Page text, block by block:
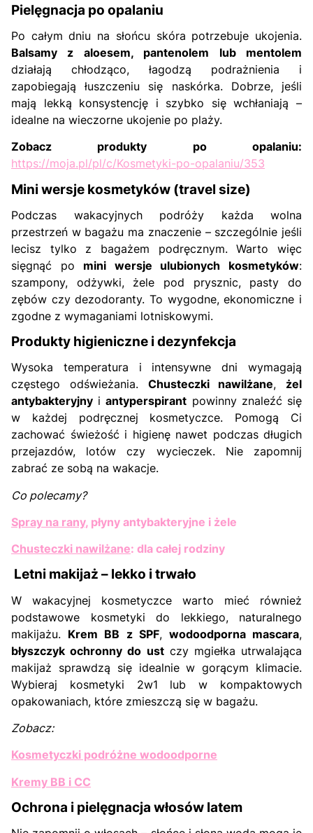
Pielęgnacja po opalaniu
Po całym dniu na słońcu skóra potrzebuje ukojenia.
Balsamy z aloesem, pantenolem lub mentolem
działają chłodząco, łagodzą podrażnienia i
zapobiegają łuszczeniu się naskórka. Dobrze, jeśli
mają lekką konsystencję i szybko się wchłaniają –
idealne na wieczorne ukojenie po plaży.
Zobacz produkty po opalaniu:
https://moja.pl/pl/c/Kosmetyki-po-opalaniu/353
Mini wersje kosmetyków (travel size)
Podczas wakacyjnych podróży każda wolna
przestrzeń w bagażu ma znaczenie – szczególnie jeśli
lecisz tylko z bagażem podręcznym. Warto więc
sięgnąć po mini wersje ulubionych kosmetyków:
szampony, odżywki, żele pod prysznic, pasty do
zębów czy dezodoranty. To wygodne, ekonomiczne i
zgodne z wymaganiami lotniskowymi.
Produkty higieniczne i dezynfekcja
Wysoka temperatura i intensywne dni wymagają
częstego odświeżania. Chusteczki nawilżane, żel
antybakteryjny iantyperspirant powinny znaleźć się
w każdej podręcznej kosmetyczce. Pomogą Ci
zachować świeżość i higienę nawet podczas długich
przejazdów, lotów czy wycieczek. Nie zapomnij
zabrać ze sobą na wakacje.
Co polecamy?
Spray na rany, płyny antybakteryjne i żele
Chusteczki nawilżane: dla całej rodziny
Letni makijaż – lekko i trwało
W wakacyjnej kosmetyczce warto mieć również
podstawowe kosmetyki do lekkiego, naturalnego
makijażu. Krem BB z SPF, wodoodporna mascara,
błyszczyk ochronny do ustczy mgiełka utrwalająca
makijaż sprawdzą się idealnie w gorącym klimacie.
Wybieraj kosmetyki 2w1 lub w kompaktowych
opakowaniach, które zmieszczą się w bagażu.
Zobacz:
Kosmetyczki podróżne wodoodporne
Kremy BB i CC
Ochrona i pielęgnacja włosów latem